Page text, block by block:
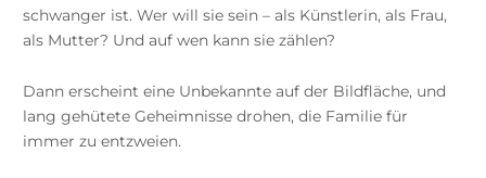
schwanger ist. Wer will sie sein – als Künstlerin, als Frau,
als Mutter? Und auf wen kann sie zählen?
Dann erscheint eine Unbekannte auf der Bildfläche, und
lang gehütete Geheimnisse drohen, die Familie für
immer zu entzweien.